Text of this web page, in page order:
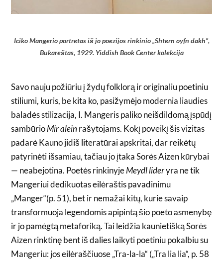
Iciko Mangerio portretas iš jo poezijos rinkinio „Shtern oyfn dakh“,
Bukareštas, 1929. Yiddish Book Center kolekcija
Savo nauju požiūriu į žydų folklorą ir originaliu poetiniu
stiliumi, kuris, be kita ko, pasižymėjo modernia liaudies
baladės stilizacija, I. Mangeris paliko neišdildomą įspūdį
sambūrioMir aleinrašytojams. Kokį poveikį šis vizitas
padarė Kauno jidiš literatūrai apskritai, dar reikėtų
patyrinėti išsamiau, tačiau jo įtaka Sorės Aizen kūrybai
— neabejotina. Poetės rinkinyjeMeydl lideryra ne tik
Mangeriui dedikuotas eilėraštis pavadinimu
„Manger“(p. 51), bet ir nemažai kitų, kurie savaip
transformuoja legendomis apipintą šio poeto asmenybę
ir jo pamėgtą metaforiką. Tai leidžia kaunietišką Sorės
Aizen rinktinę bent iš dalies laikyti poetiniu pokalbiu su
Mangeriu: jos eilėraščiuose „Tra-la-la“ („Tra lia lia“, p. 58